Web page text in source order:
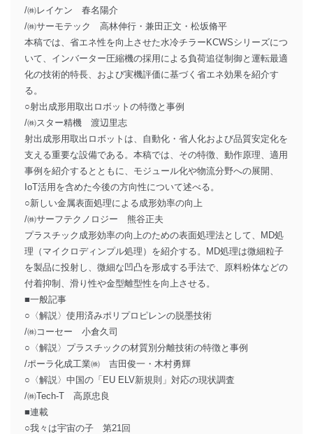
/㈱レイケン 春名陽介
/㈱サーモテック 高林伸行・兼田正文・松坂脩平
本稿では、省エネ性を向上させた水冷チラーKCWSシリーズにつ
いて、インバーター圧縮機の採用による負荷追従制御と運転最適
化の技術的特長、および実機評価に基づく省エネ効果を紹介す
る。
○射出成形用取出ロボットの特徴と事例
/㈱スター精機 渡辺里志
射出成形用取出ロボットは、自動化・省人化および品質安定化を
支える重要な設備である。本稿では、その特徴、動作原理、適用
事例を紹介するとともに、モジュール化や物流分野への展開、
IoT活用を含めた今後の方向性について述べる。
○新しい金属表面処理による成形効率の向上
/㈱サーフテクノロジー 熊谷正夫
プラスチック成形効率の向上のための表面処理法として、MD処
理（マイクロディンプル処理）を紹介する。MD処理は微細粒子
を製品に投射し、微細な凹凸を形成する手法で、原料粉体などの
付着抑制、滑り性や金型離型性を向上させる。
■一般記事
○〈解説〉使用済みポリプロピレンの脱墨技術
/㈱コーセー 小倉久司
○〈解説〉プラスチックの材質別分離技術の特徴と事例
/ポーラ化成工業㈱ 吉田俊一・木村勇輝
○〈解説〉中国の「EU ELV新規則」対応の現状調査
/㈱Tech-T 高原忠良
■連載
○我々は宇宙の子 第21回